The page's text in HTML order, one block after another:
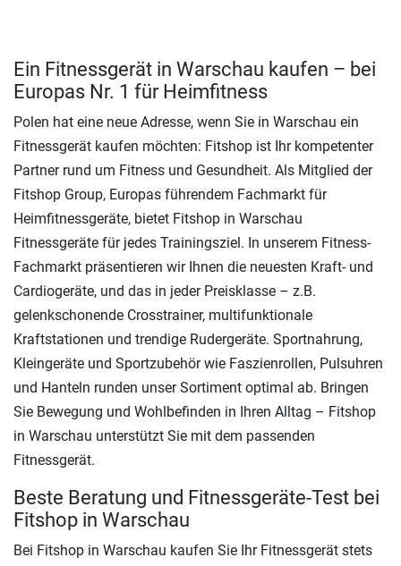
Ein Fitnessgerät in Warschau kaufen – bei
Europas Nr. 1 für Heimfitness
Polen hat eine neue Adresse, wenn Sie in Warschau ein
Fitnessgerät kaufen möchten: Fitshop ist Ihr kompetenter
Partner rund um Fitness und Gesundheit. Als Mitglied der
Fitshop Group, Europas führendem Fachmarkt für
Heimfitnessgeräte, bietet Fitshop in Warschau
Fitnessgeräte für jedes Trainingsziel. In unserem Fitness-
Fachmarkt präsentieren wir Ihnen die neuesten Kraft- und
Cardiogeräte, und das in jeder Preisklasse – z.B.
gelenkschonende Crosstrainer, multifunktionale
Kraftstationen und trendige Rudergeräte. Sportnahrung,
Kleingeräte und Sportzubehör wie Faszienrollen, Pulsuhren
und Hanteln runden unser Sortiment optimal ab. Bringen
Sie Bewegung und Wohlbefinden in Ihren Alltag – Fitshop
in Warschau unterstützt Sie mit dem passenden
Fitnessgerät.
Beste Beratung und Fitnessgeräte-Test bei
Fitshop in Warschau
Bei Fitshop in Warschau kaufen Sie Ihr Fitnessgerät stets